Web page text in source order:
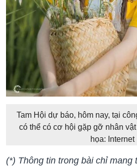
Tam Hội dự báo, hôm nay, tại
có thể có cơ hội gặp gỡ nhân
họa: Internet
(*) Thông tin trong bài chỉ mang